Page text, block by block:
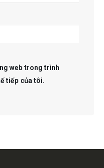
web trong trình
tiếp của tôi.